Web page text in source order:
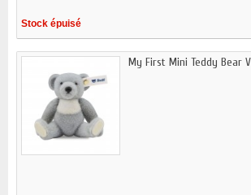
Stock épuisé
My First Mini Teddy Bear